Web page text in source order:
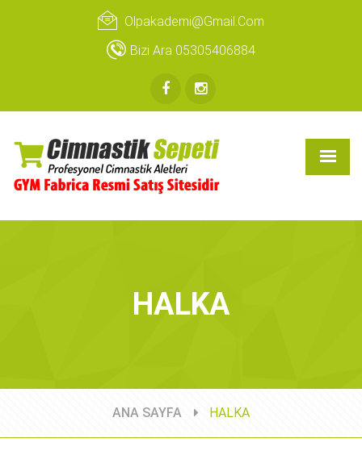
Olpakademi@gmail.com
Bizi Ara 05305406884
HALKA
ANA SAYFA HALKA